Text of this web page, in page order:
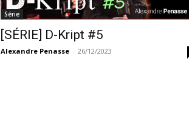
Série
[SÉRIE] D-Kript #5
Alexandre Penasse - 26/12/2023